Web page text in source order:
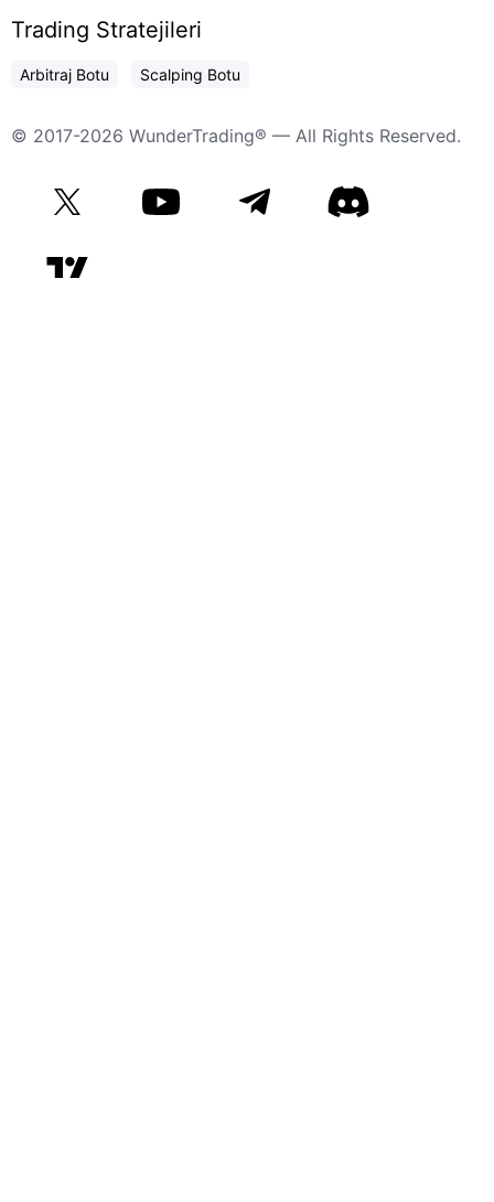
Trading Stratejileri
Arbitraj Botu Scalping Botu
© 2017-2026 WunderTrading® — All Rights Reserved.